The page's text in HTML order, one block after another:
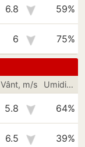
6.8 59%
6 75%
Vânt, m/s Umiditate
5.8 64%
6.5 39%